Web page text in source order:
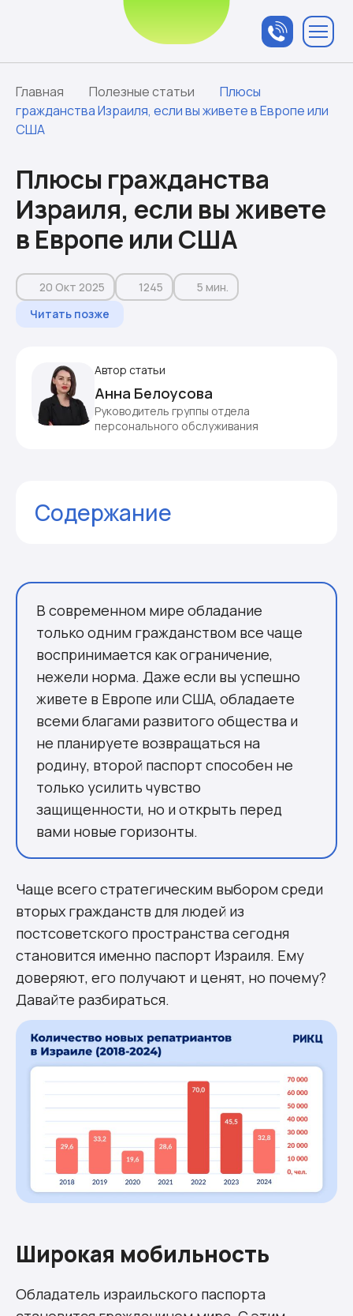
менеджером
Главная Полезные статьи
Плюсы
гражданства Израиля, если вы живете в Европе или
США
Плюсы гражданства
Израиля, если вы живете
в Европе или США
Читать позже
20 Окт 2025 1245 5 мин.
Автор статьи
Анна Белоусова
Руководитель группы отдела
персонального обслуживания
Содержание
любой точке мира
Легальный путь множеству
гражданств
«Запасной аэродром»
Инвестиционные и бизнес-
возможности
Престиж, доверие и репутация
Перспективы для ваших детей
Социальная защита, медицина и
доступ к другим благам
Израильский паспорт – это
инвестиция в вашу свободу
Комментарии
В современном мире обладание
только одним гражданством все чаще
воспринимается как ограничение,
нежели норма. Даже если вы успешно
живете в Европе или США, обладаете
всеми благами развитого общества и
не планируете возвращаться на
родину, второй паспорт способен не
только усилить чувство
защищенности, но и открыть перед
вами новые горизонты.
Чаще всего стратегическим выбором среди
вторых гражданств для людей из
постсоветского пространства сегодня
становится именно паспорт Израиля. Ему
доверяют, его получают и ценят, но почему?
Давайте разбираться.
Широкая мобильность
Обладатель израильского паспорта